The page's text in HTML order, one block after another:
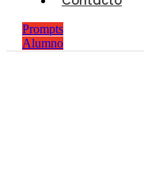
Prompts
Alumno